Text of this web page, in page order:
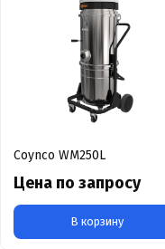
Coynco WM250L
Цена по запросу
В корзину